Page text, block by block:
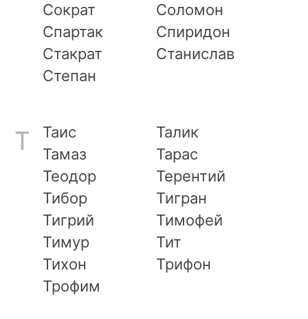
Сократ
Соломон
Спартак
Спиридон
Стакрат
Станислав
Степан
Т Таис
Талик
Тамаз
Тарас
Теодор
Терентий
Тибор
Тигран
Тигрий
Тимофей
Тимур
Тит
Тихон
Трифон
Трофим